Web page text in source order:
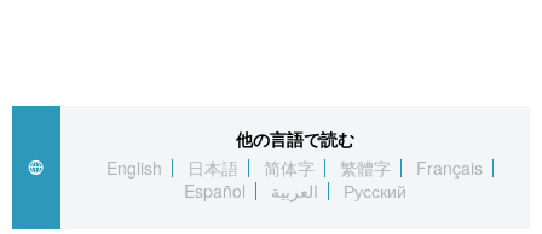
Русский
経済・ビジネス
国際
トップ
アーカイブ
In-depth
Japan Data
他の言語で読む
English
日本語 简体字 繁體字
Français
Español
العربية Русский